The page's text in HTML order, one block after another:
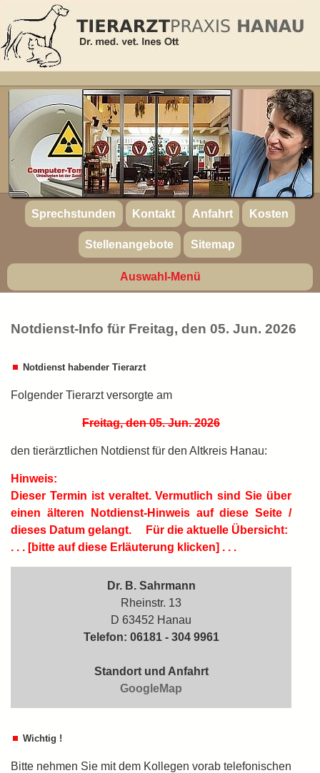
Sprechstunden Kontakt Anfahrt Kosten
Stellenangebote Sitemap
Auswahl-Menü
Notdienst-Info für Freitag, den 05. Jun. 2026
Notdienst habender Tierarzt
Folgender Tierarzt versorgte am
Freitag, den 05. Jun. 2026
den tierärztlichen Notdienst für den Altkreis Hanau:
Hinweis:
Dieser Termin ist veraltet.Vermutlich sind Sie über
einen älteren Notdienst-Hinweis auf diese Seite /
dieses Datum gelangt.
Für die aktuelle Übersicht:
. . . [bitte auf diese Erläuterung klicken] . . .
Dr. B. Sahrmann
Rheinstr. 13
D 63452 Hanau
Telefon: 06181 - 304 9961
Standort und Anfahrt
GoogleMap
Wichtig !
Bitte nehmen Sie mit dem Kollegen vorab telefonischen